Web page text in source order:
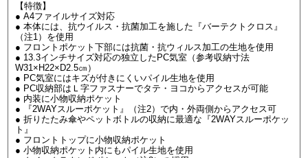
【特徴】
● A4ファイルサイズ対応
● 本体には、抗ウイルス・抗菌加工を施した『バーテクトクロス』
（注1）を使用
● フロントポケット下部には抗菌・抗ウィルス加工の生地を使用
● 13.3インチサイズ対応の独立したPC気室（参考収納寸法
W31×H22×D2.5㎝）
● PC気室にはキズが付きにくいパイル生地を使用
● PC収納部はＬ字ファスナーでタテ・ヨコからアクセスが可能
● 内装に小物収納ポケット
● 『2WAYスルーポケット』（注2）で内・外両側からアクセス可
● 折りたたみ傘やペットボトルの収納に最適な『2WAYスルーポケッ
ト』
● フロントトップに小物収納ポケット
● 小物収納ポケット内にもパイル生地を使用